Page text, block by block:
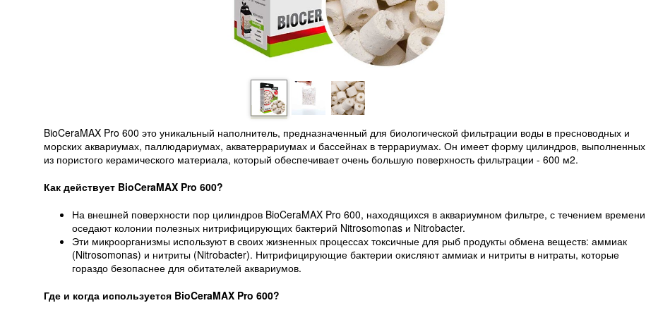
BioCeraMAX Pro 600 это уникальный наполнитель, предназначенный для биологической фильтрации воды в пресноводных и
морских аквариумах, паллюдариумах, акватеррариумах и бассейнах в террариумах. Он имеет форму цилиндров, выполненных
из пористого керамического материала, который обеспечивает очень большую поверхность фильтрации - 600 м2.
Как действует BioCeraMAX Pro 600?
На внешней поверхности пор цилиндров BioCeraMAX Pro 600, находящихся в аквариумном фильтре, с течением времени
оседают колонии полезных нитрифицирующих бактерий Nitrosomonas и Nitrobacter.
Эти микроорганизмы используют в своих жизненных процессах токсичные для рыб продукты обмена веществ: аммиак
(Nitrosomonas) и нитриты (Nitrobacter). Нитрифицирующие бактерии окисляют аммиак и нитриты в нитраты, которые
гораздо безопаснее для обитателей аквариумов.
Где и когда используется BioCeraMAX Pro 600?